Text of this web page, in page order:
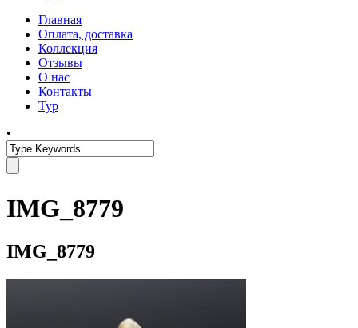
Главная
Оплата, доставка
Коллекция
Отзывы
О нас
Контакты
Тур
•
IMG_8779
IMG_8779